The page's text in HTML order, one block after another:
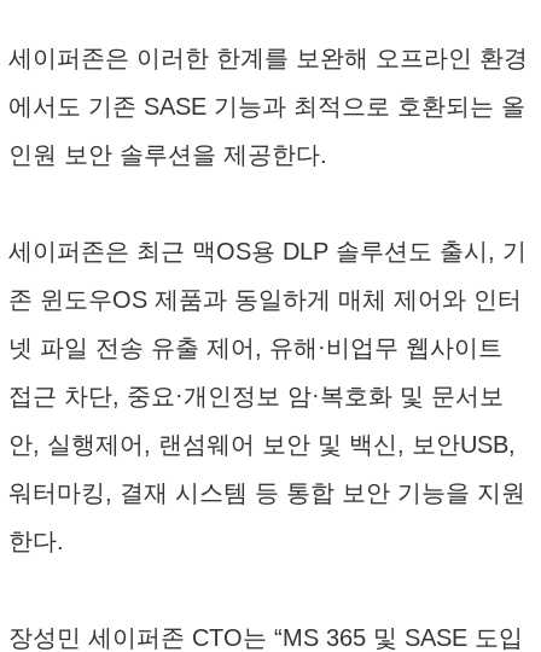
세이퍼존은 이러한 한계를 보완해 오프라인 환경
에서도 기존 SASE 기능과 최적으로 호환되는 올
인원 보안 솔루션을 제공한다.
세이퍼존은 최근 맥OS용 DLP 솔루션도 출시, 기
존 윈도우OS 제품과 동일하게 매체 제어와 인터
넷 파일 전송 유출 제어, 유해·비업무 웹사이트
접근 차단, 중요·개인정보 암·복호화 및 문서보
안, 실행제어, 랜섬웨어 보안 및 백신, 보안USB,
워터마킹, 결재 시스템 등 통합 보안 기능을 지원
한다.
장성민 세이퍼존 CTO는 “MS 365 및 SASE 도입